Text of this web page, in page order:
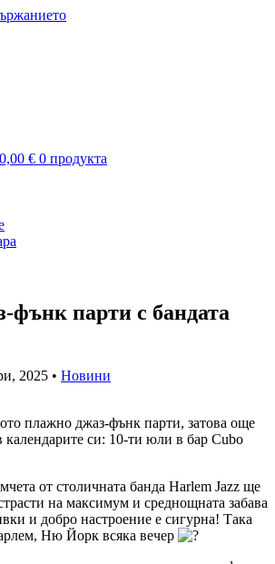
0,00 € 0 продукта
фънк парти с бандата
2025 • Новини
плажно джаз-фънк парти, затова още
календарите си: 10-ти юли в бар Cubo
от столичната банда Harlem Jazz ще
на максимум и среднощната забава
и добро настроение е сигурна! Така
Ню Йорк всяка вечер